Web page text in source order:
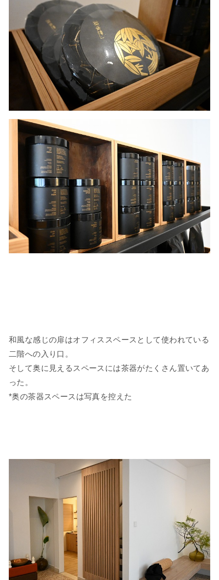
和風な感じの扉はオフィススペースとして使われている
二階への入り口。
そして奥に見えるスペースには茶器がたくさん置いてあ
った。
*奥の茶器スペースは写真を控えた